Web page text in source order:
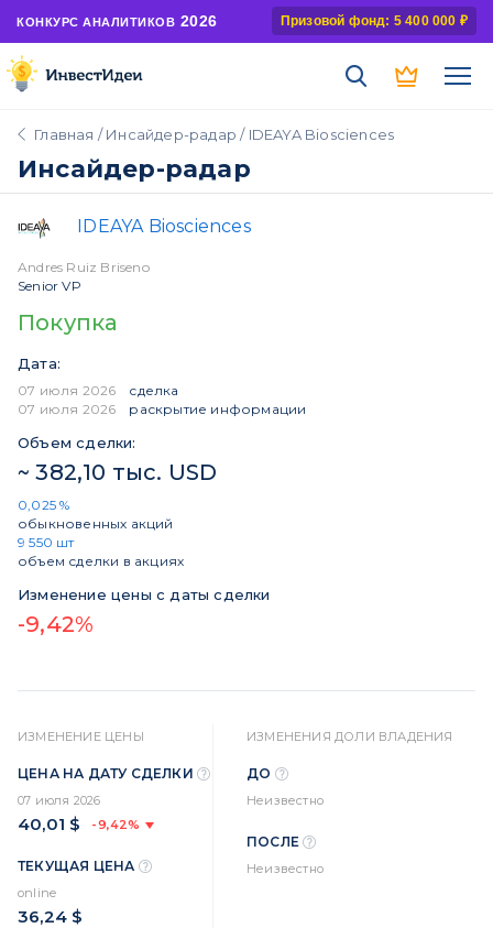
КОНКУРС АНАЛИТИКОВ 2026 Призовой фонд: 5 400 000 ₽
Главная /Инсайдер-радар / IDEAYA Biosciences
Инсайдер-радар
IDEAYA Biosciences
Andres Ruiz Briseno
Senior VP
Покупка
Дата:
07 июля 2026
сделка
07 июля 2026
раскрытие информации
Объем сделки:
~ 382,10 тыс. USD
0,025 %
обыкновенных акций
9 550 шт
объем сделки в акциях
Изменение цены с даты сделки
-9,42%
ИЗМЕНЕНИЕ ЦЕНЫ
ЦЕНА НА ДАТУ СДЕЛКИ
07 июля 2026
40,01 $ -9,42%
ТЕКУЩАЯ ЦЕНА
online
36,24 $
ИЗМЕНЕНИЯ ДОЛИ ВЛАДЕНИЯ
ДО
Неизвестно
ПОСЛЕ
Неизвестно